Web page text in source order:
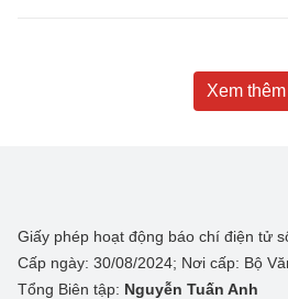
Xem thêm
Giấy phép hoạt động báo chí điện tử
Cấp ngày: 30/08/2024; Nơi cấp: Bộ
Tổng Biên tập: Nguyễn Tuấn Anh